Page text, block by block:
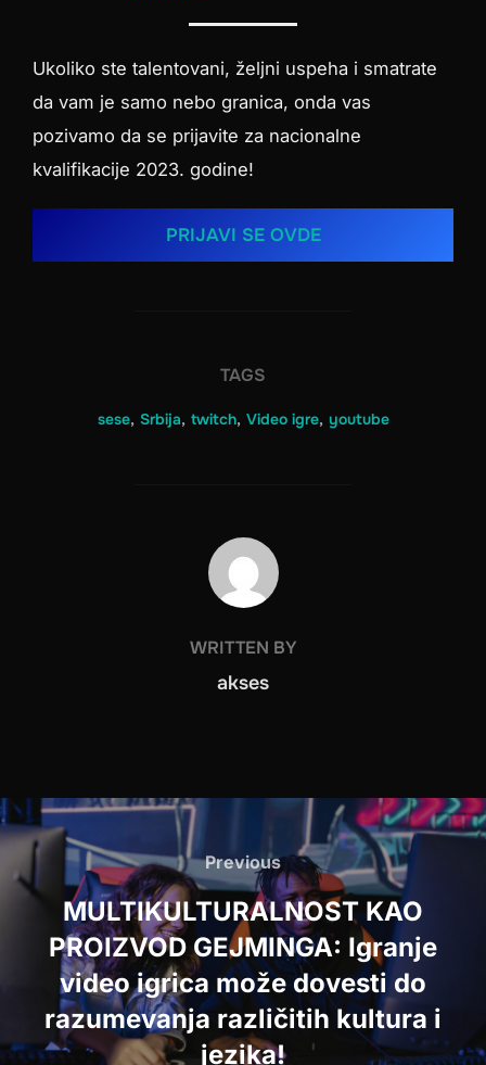
Ukoliko ste talentovani, željni uspeha i smatrate
da vam je samo nebo granica, onda vas
pozivamo da se prijavite za nacionalne
kvalifikacije 2023. godine!
PRIJAVI SE OVDE
TAGS
sese, Srbija, twitch, Video igre, youtube
POST AUTHOR
WRITTEN BY
akses
Post
navigation
Previous
Previous
MULTIKULTURALNOST KAO
PROIZVOD GEJMINGA: Igranje
video igrica može dovesti do
razumevanja različitih kultura i
jezika!